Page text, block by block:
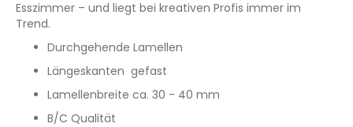
Esszimmer – und liegt bei kreativen Profis immer im
Trend.
Durchgehende Lamellen
Längeskanten gefast
Lamellenbreite ca. 30 - 40 mm
B/C Qualität